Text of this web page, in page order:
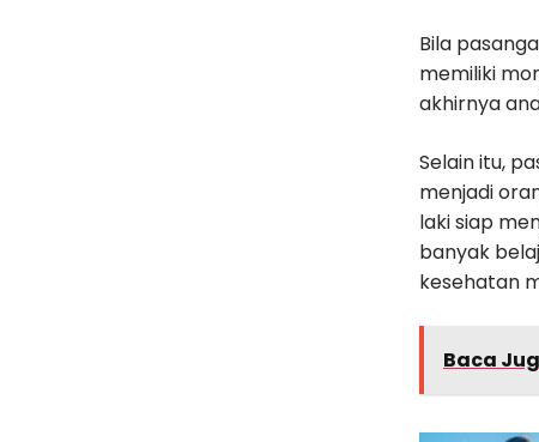
Bila
memiliki
akhirnya
Selain itu,
menjadi
laki siap
banyak
kesehatan
Baca